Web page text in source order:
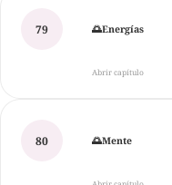
79 🌅Energías
Abrir capítulo
80 🌅Mente